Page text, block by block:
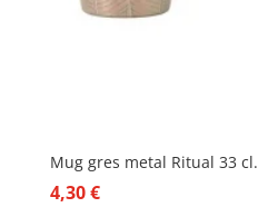
Mug gres metal Ritual 33 cl.
4,30€